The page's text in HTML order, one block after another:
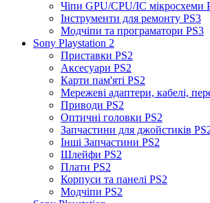
Чіпи GPU/CPU/IC мікросхеми
Інструменти для ремонту PS3
Модчіпи та програматори PS3
Sony Playstation 2
Приставки PS2
Аксесуари PS2
Карти пам'яті PS2
Мережеві адаптери, кабелі,
Приводи PS2
Оптичні головки PS2
Запчастини для джойстиків
Інші Запчастини PS2
Шлейфи PS2
Плати PS2
Корпуси та панелі PS2
Модчіпи PS2